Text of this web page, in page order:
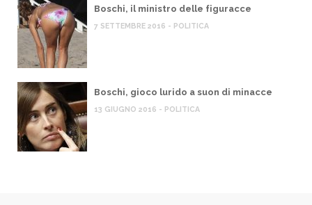
Boschi, il ministro delle figuracce
7 SETTEMBRE 2016 - POLITICA
Boschi, gioco lurido a suon di minacce
13 GIUGNO 2016 - POLITICA